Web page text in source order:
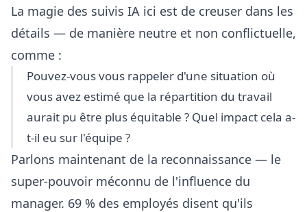
La magie des suivis IA ici est de creuser dans les
détails — de manière neutre et non conflictuelle,
comme :
Pouvez-vous vous rappeler d'une situation où
vous avez estimé que la répartition du travail
aurait pu être plus équitable ? Quel impact cela a-
t-il eu sur l'équipe ?
Parlons maintenant de la reconnaissance — le
super-pouvoir méconnu de l'influence du
manager. 69 % des employés disent qu'ils